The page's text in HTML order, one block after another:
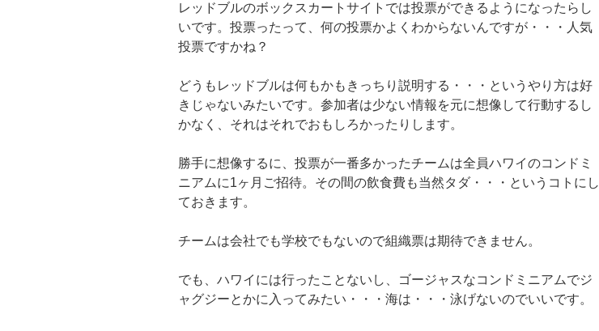
レッドブルのボックスカートサイトでは投票ができるようになったらし
いです。投票ったって、何の投票かよくわからないんですが・・・人気
投票ですかね？
どうもレッドブルは何もかもきっちり説明する・・・というやり方は好
きじゃないみたいです。参加者は少ない情報を元に想像して行動するし
かなく、それはそれでおもしろかったりします。
勝手に想像するに、投票が一番多かったチームは全員ハワイのコンドミ
ニアムに1ヶ月ご招待。その間の飲食費も当然タダ・・・というコトにし
ておきます。
チームは会社でも学校でもないので組織票は期待できません。
でも、ハワイには行ったことないし、ゴージャスなコンドミニアムでジ
ャグジーとかに入ってみたい・・・海は・・・泳げないのでいいです。